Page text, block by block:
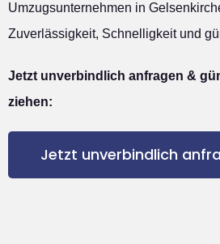
Umzugsunternehmen in
Zuverlässigkeit, Schnelligkeit und
Jetzt unverbindlich anfragen &
ziehen:
Jetzt unverbindlich